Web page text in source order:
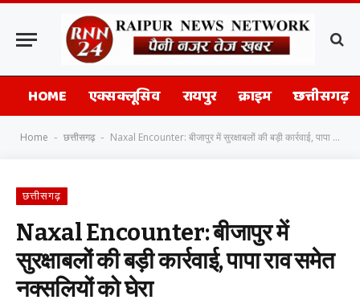
HOME एक्सक्लूसिव रायपुर क्राइम छत्तीसगढ़
Home - छत्तीसगढ़ - Naxal Encounter: बीजापुर में सुरक्षाबलों की बड़ी कार्रवाई, पापा राव समेत नक्सलियों को घेरा
छत्तीसगढ़
Naxal Encounter: बीजापुर में
सुरक्षाबलों की बड़ी कार्रवाई, पापा राव समेत
नक्सलियों को घेरा